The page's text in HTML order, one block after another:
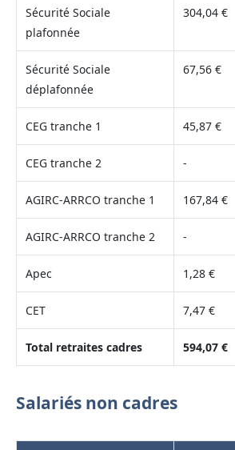
Sécurité Sociale
plafonnée
304,04 €
Sécurité Sociale
déplafonnée
67,56 €
CEG tranche 1 45,87 €
CEG tranche 2 -
AGIRC-ARRCO tranche 1 167,84 €
AGIRC-ARRCO tranche 2 -
Apec 1,28 €
CET 7,47 €
Total retraites cadres 594,07 €
Salariés non cadres